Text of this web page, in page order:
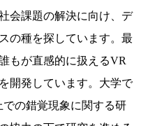
会課題の解決に向け、デ
の種を探しています。最
もが直感的に扱えるVR
開発しています。大学で
の錯覚現象に関する研